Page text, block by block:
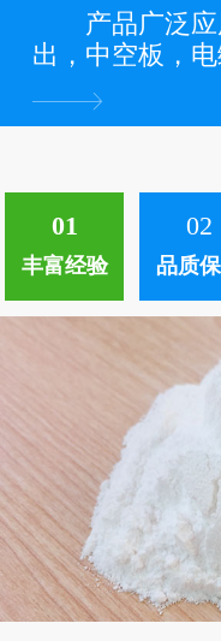
产品广泛应
出，中空板，
管，缠绕管，
材，PP片材，
01
丰富经验
02
品质